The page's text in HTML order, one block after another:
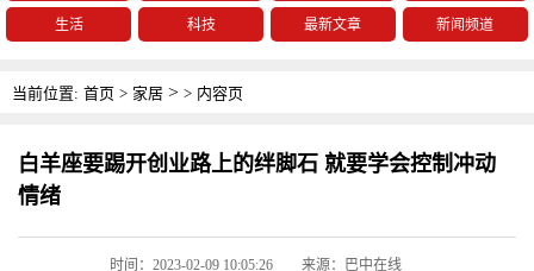
生活 科技 最新文章 新闻频道
当前位置: 首页 > 家居 > > 内容页
白羊座要踢开创业路上的绊脚石 就要学会控制冲动
情绪
时间：2023-02-09 10:05:26 来源：巴中在线